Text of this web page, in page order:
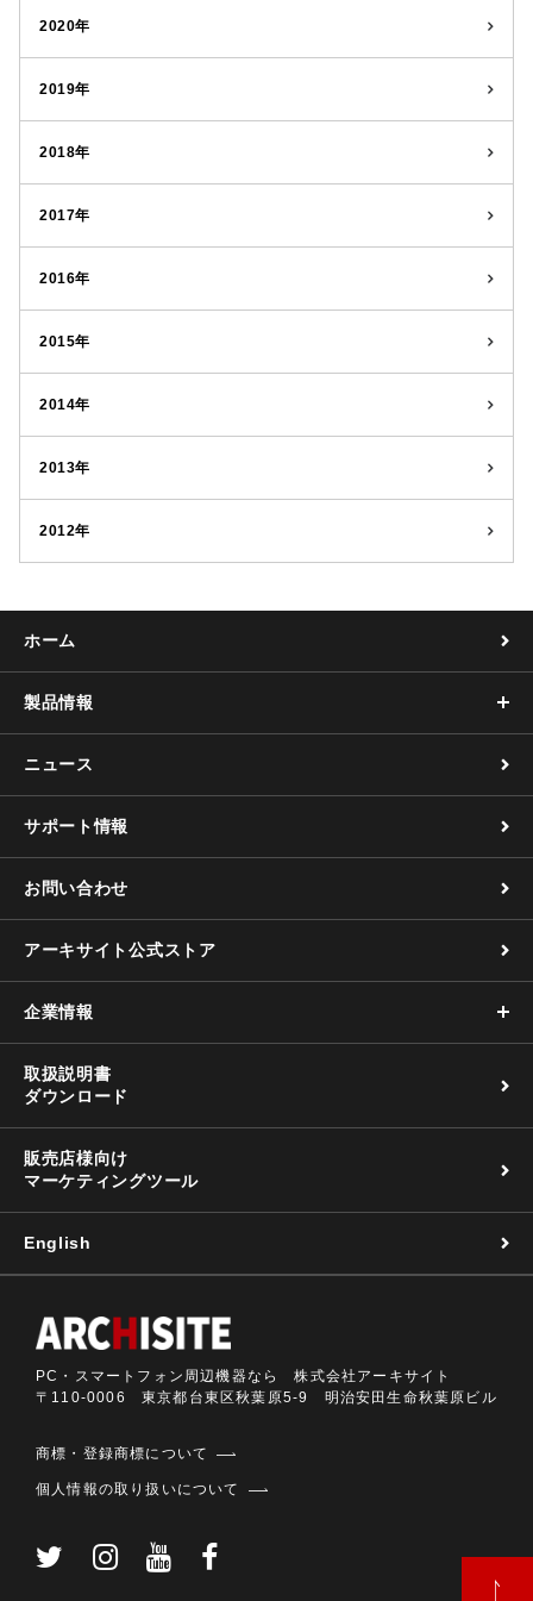
2020年
2019年
2018年
2017年
2016年
2015年
2014年
2013年
2012年
ホーム
製品情報
ニュース
サポート情報
お問い合わせ
アーキサイト公式ストア
企業情報
取扱説明書
ダウンロード
販売店様向け
マーケティングツール
English
PC・スマートフォン周辺機器なら 株式会社アーキサイト
〒110-0006 東京都台東区秋葉原5-9 明治安田生命秋葉原ビル
商標・登録商標について
個人情報の取り扱いについて